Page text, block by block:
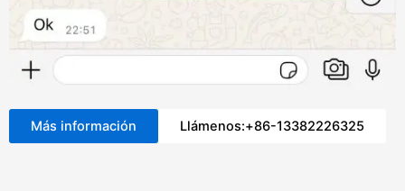
Más información Llámenos:+86-13382226325